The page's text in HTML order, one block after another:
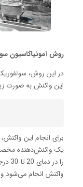
روش آمونیاکاسیون
در این روش،
این واکنش به صورت
برای انجام این
یک واکنش‌دهنده
را
واکنش انجام می‌شود